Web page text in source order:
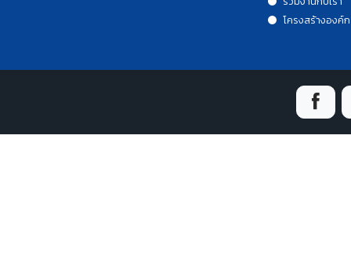
โครงสร้างองค์